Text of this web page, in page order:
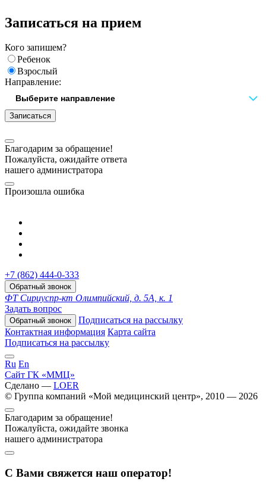
Записаться на прием
Кого запишем?
Ребенок
Взрослый
Направление:
Записаться
Благодарим за обращение!
Пожалуйста, ожидайте ответа
нашего администратора
Произошла ошибка
+7 (862) 444-0-333
Обратный звонок
ФТ Сириуспр-кт Олимпийский, д. 5А, к. 1
Задать вопрос
Обратный звонок
Подписаться на рассылку
Контактная информация Карта сайта
Подписаться на рассылку
Ru En
Сайт ГК «ММЦ»
Сделано — LOER
© Группа компаний «Мой медицинский центр», 2010 — 2026
Благодарим за обращение!
Пожалуйста, ожидайте звонка
нашего администратора
С Вами свяжется наш оператор!